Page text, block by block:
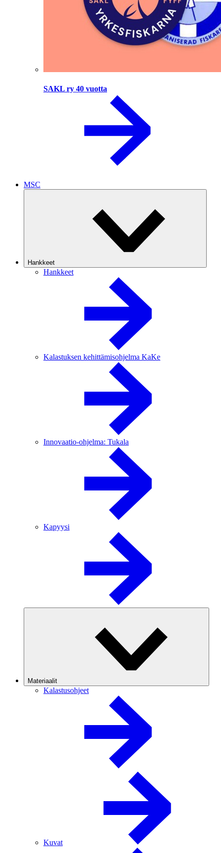
SAKL ry 40 vuotta
MSC
Hankkeet
Hankkeet
Kalastuksen kehittämisohjelma KaKe
Innovaatio-ohjelma: Tukala
Kapyysi
Materiaalit
Kalastusohjeet
Kuvat